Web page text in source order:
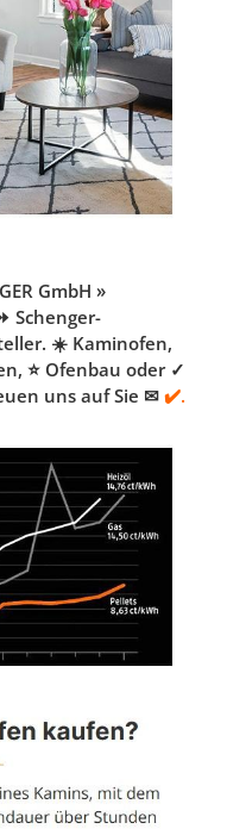
GmbH »
Schenger-
☀️ Kaminofen,
⭐ Ofenbau oder ✓
uns auf Sie ✉ ✔️.